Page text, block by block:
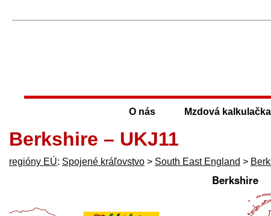
O nás Mzdová kalkulačka
Berkshire – UKJ11
regióny EÚ: Spojené kráľovstvo > South East England >